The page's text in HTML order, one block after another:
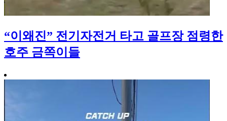
“이왜진” 전기자전거 타고 골프장 점령한
호주 금쪽이들